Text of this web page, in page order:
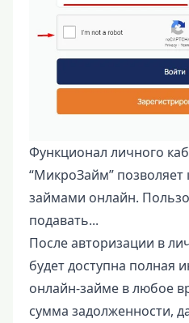
Функционал личного
“МикроЗайм” позволяет
займами онлайн.
подавать...
После авторизации в
будет доступна
онлайн-займе в любое
сумма задолженности,